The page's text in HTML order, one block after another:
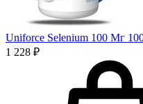
Uniforce Selenium 100 Мг
1 228 ₽